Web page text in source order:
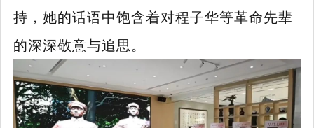
持，她的话语中饱含着对程子华等革命先辈
的深深敬意与追思。